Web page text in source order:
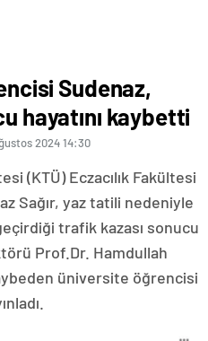
Sudenaz,
hayatını kaybetti
2024 14:30
(KTÜ) Eczacılık Fakültesi
Sağır, yaz tatili nedeniyle
trafik kazası sonucu
Prof.Dr. Hamdullah
üniversite öğrencisi